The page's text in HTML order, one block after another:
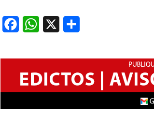
FacebookWhatsApp